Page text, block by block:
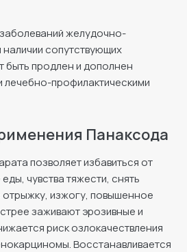
желудочно-
наличии сопутствующих
быть продлен и дополнен
лечебно-профилактическими
Панаксода
позволяет избавиться от
чувства тяжести, снять
изжогу, повышенное
заживают эрозивные и
риск озлокачествления
Восстанавливается